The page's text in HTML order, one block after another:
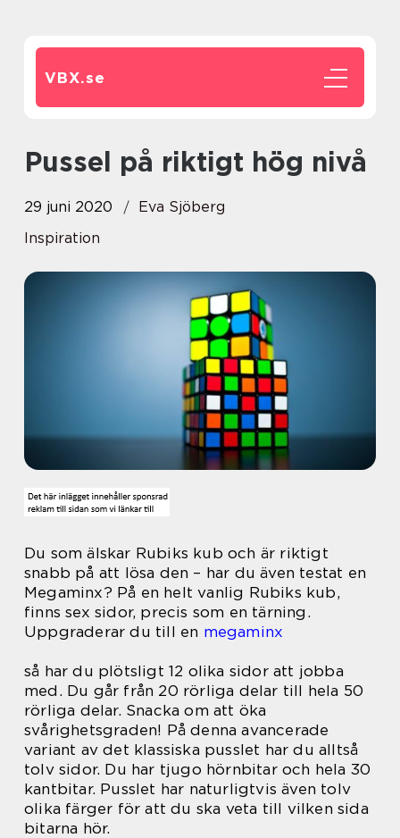
VBX.se
Pussel på riktigt hög nivå
29 juni 2020
Eva Sjöberg
Inspiration
Du som älskar Rubiks kub och är riktigt
snabb på att lösa den – har du även testat en
Megaminx? På en helt vanlig Rubiks kub,
finns sex sidor, precis som en tärning.
Uppgraderar du till en megaminx
så har du plötsligt 12 olika sidor att jobba
med. Du går från 20 rörliga delar till hela 50
rörliga delar. Snacka om att öka
svårighetsgraden! På denna avancerade
variant av det klassiska pusslet har du alltså
tolv sidor. Du har tjugo hörnbitar och hela 30
kantbitar. Pusslet har naturligtvis även tolv
olika färger för att du ska veta till vilken sida
bitarna hör.